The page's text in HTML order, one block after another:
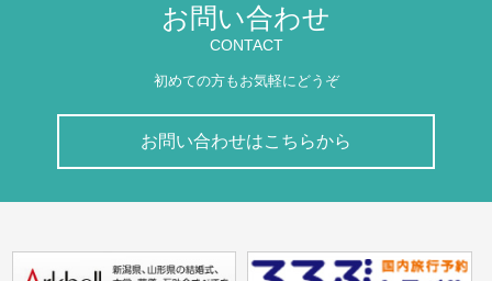
お問い合わせ
CONTACT
初めての方もお気軽にどうぞ
お問い合わせはこちらから